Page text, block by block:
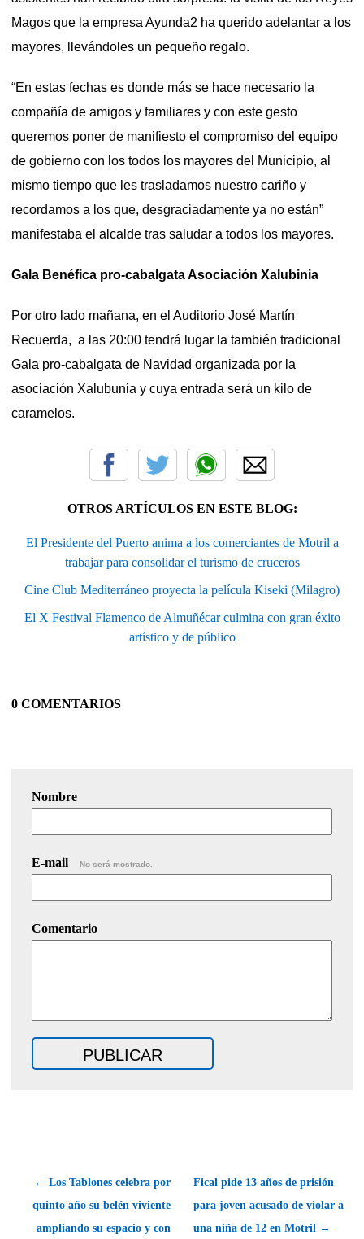
Magos que la empresa Ayunda2 ha querido adelantar a los
mayores, llevándoles un pequeño regalo.
“En estas fechas es donde más se hace necesario la
compañía de amigos y familiares y con este gesto
queremos poner de manifiesto el compromiso del equipo
de gobierno con los todos los mayores del Municipio, al
mismo tiempo que les trasladamos nuestro cariño y
recordamos a los que, desgraciadamente ya no están”
manifestaba el alcalde tras saludar a todos los mayores.
Gala Benéfica pro-cabalgata Asociación Xalubinia
Por otro lado mañana, en el Auditorio José Martín
Recuerda, a las 20:00 tendrá lugar la también tradicional
Gala pro-cabalgata de Navidad organizada por la
asociación Xalubunia y cuya entrada será un kilo de
caramelos.
OTROS ARTÍCULOS EN ESTE BLOG:
El Presidente del Puerto anima a los comerciantes de Motril a
trabajar para consolidar el turismo de cruceros
Cine Club Mediterráneo proyecta la película Kiseki (Milagro)
El X Festival Flamenco de Almuñécar culmina con gran éxito
artístico y de público
0 COMENTARIOS
Nombre
E-mail No será mostrado.
Comentario
← Los Tablones celebra por
quinto año su belén viviente
ampliando su espacio y con
Fical pide 13 años de prisión
para joven acusado de violar a
una niña de 12 en Motril →